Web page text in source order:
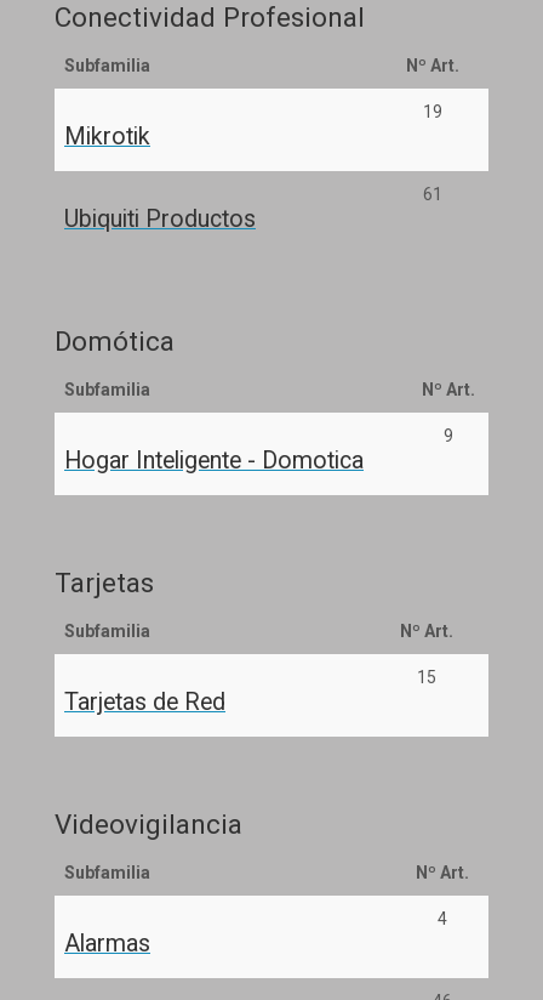
Conectividad Profesional
Subfamilia Nº Art.
Mikrotik
19
Ubiquiti Productos
61
Domótica
Subfamilia Nº Art.
Hogar Inteligente - Domotica
9
Tarjetas
Subfamilia Nº Art.
Tarjetas de Red
15
Videovigilancia
Subfamilia Nº Art.
Alarmas
4